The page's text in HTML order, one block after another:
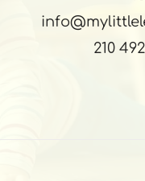
210